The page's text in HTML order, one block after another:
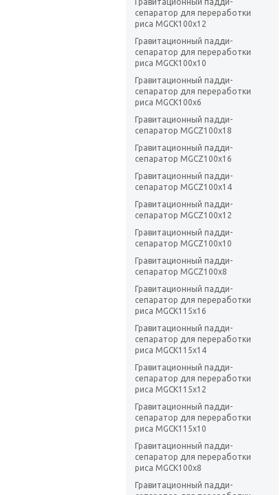
Гравитационный падди-
сепаратор для переработки
риса MGCK100x12
Гравитационный падди-
сепаратор для переработки
риса MGCK100x10
Гравитационный падди-
сепаратор для переработки
риса MGCK100x6
Гравитационный падди-
сепаратор MGCZ100x18
Гравитационный падди-
сепаратор MGCZ100x16
Гравитационный падди-
сепаратор MGCZ100x14
Гравитационный падди-
сепаратор MGCZ100x12
Гравитационный падди-
сепаратор MGCZ100x10
Гравитационный падди-
сепаратор MGCZ100x8
Гравитационный падди-
сепаратор для переработки
риса MGCK115x16
Гравитационный падди-
сепаратор для переработки
риса MGCK115x14
Гравитационный падди-
сепаратор для переработки
риса MGCK115x12
Гравитационный падди-
сепаратор для переработки
риса MGCK115x10
Гравитационный падди-
сепаратор для переработки
риса MGCK100x8
Гравитационный падди-